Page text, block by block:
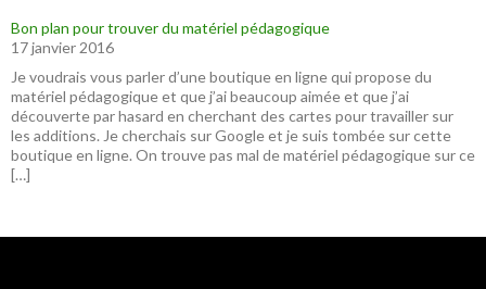
Bon plan pour trouver du matériel pédagogique
17 janvier 2016
Je voudrais vous parler d’une boutique en ligne qui propose du
matériel pédagogique et que j’ai beaucoup aimée et que j’ai
découverte par hasard en cherchant des cartes pour travailler sur
les additions. Je cherchais sur Google et je suis tombée sur cette
boutique en ligne. On trouve pas mal de matériel pédagogique sur ce
[…]